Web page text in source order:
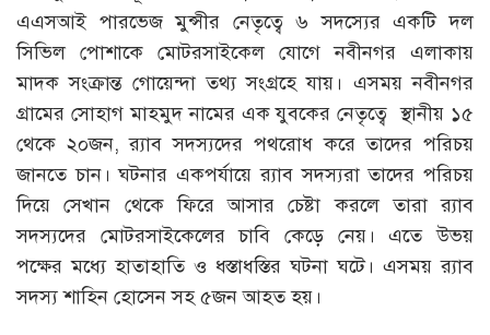
এএসআই পারভেজ মুন্সীর নেতৃত্বে ৬ সদস্যের একটি দল
সিভিল পোশাকে মোটরসাইকেল যোগে নবীনগর এলাকায়
মাদক সংক্রান্ত গোয়েন্দা তথ্য সংগ্রহে যায়। এসময় নবীনগর
গ্রামের সোহাগ মাহমুদ নামের এক যুবকের নেতৃত্বে স্থানীয় ১৫
থেকে ২০জন, র‌্যাব সদস্যদের পথরোধ করে তাদের পরিচয়
জানতে চান। ঘটনার একপর্যায়ে র‌্যাব সদস্যরা তাদের পরিচয়
দিয়ে সেখান থেকে ফিরে আসার চেষ্টা করলে তারা র‌্যাব
সদস্যদের মোটরসাইকেলের চাবি কেড়ে নেয়। এতে উভয়
পক্ষের মধ্যে হাতাহাতি ও ধস্তাধস্তির ঘটনা ঘটে। এসময় র‌্যাব
সদস্য শাহিন হোসেন সহ ৫জন আহত হয়।